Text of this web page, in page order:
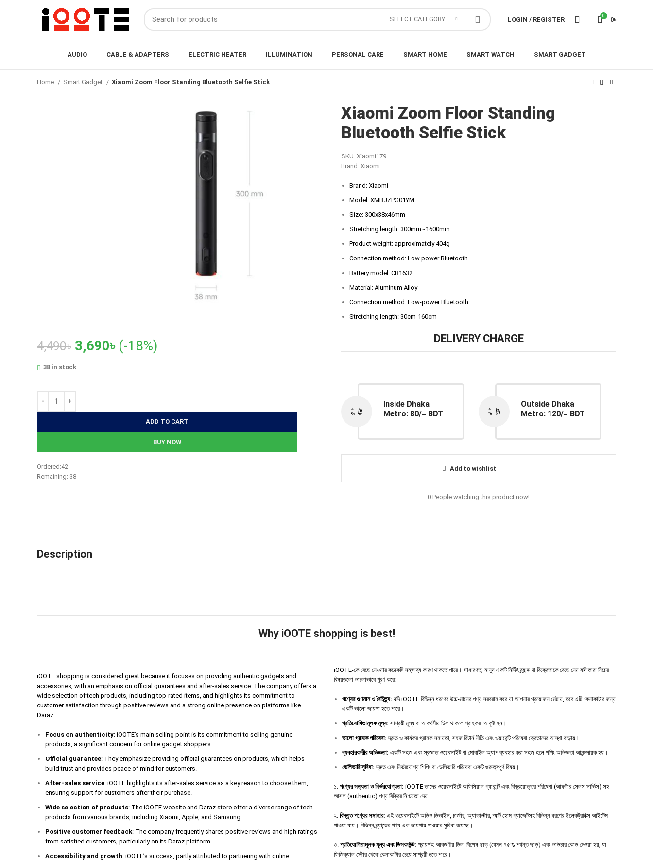
SELECT CATEGORY LOGIN / REGISTER
0
0৳
AUDIO CABLE & ADAPTERS ELECTRIC HEATER ILLUMINATION PERSONAL CARE SMART HOME SMART WATCH SMART GADGET
Home Smart Gadget Xiaomi Zoom Floor Standing Bluetooth Selfie Stick
4,490৳ Original
4,490৳.
3,690৳Current
(-18%)
38 in stock
ADD TO CART
BUY NOW
Ordered:42
Remaining: 38
Xiaomi Zoom Floor Standing
Bluetooth Selfie Stick
SKU: Xiaomi179
Brand: Xiaomi
Brand: Xiaomi
Model: XMBJZPG01YM
Size: 300x38x46mm
Stretching length: 300mm~1600mm
Product weight: approximately 404g
Connection method: Low power Bluetooth
Battery model: CR1632
Material: Aluminum Alloy
Connection method: Low-power Bluetooth
Stretching length: 30cm-160cm
DELIVERY CHARGE
Inside Dhaka
Metro: 80/= BDT
Outside Dhaka
Metro: 120/= BDT
Add to wishlist
0 People watching this product now!
Description
Why iOOTE shopping is best!
iOOTE shopping is considered great because it focuses on providing authentic gadgets and
accessories, with an emphasis on official guarantees and after-sales service. The company offers a
wide selection of tech products, including top-rated items, and highlights its commitment to
customer satisfaction through positive reviews and a strong online presence on platforms like
Daraz.
Focus on authenticity: iOOTE’s main selling point is its commitment to selling genuine
products, a significant concern for online gadget shoppers.
Official guarantee: They emphasize providing official guarantees on products, which helps
build trust and provides peace of mind for customers.
After-sales service: iOOTE highlights its after-sales service as a key reason to choose them,
ensuring support for customers after their purchase.
Wide selection of products: The iOOTE website and Daraz store offer a diverse range of tech
products from various brands, including Xiaomi, Apple, and Samsung.
Positive customer feedback: The company frequently shares positive reviews and high ratings
from satisfied customers, particularly on its Daraz platform.
Accessibility and growth: iOOTE’s success, partly attributed to partnering with online
iOOTE-কে বেছে নেওয়ার কয়েকটি সম্ভাব্য কারণ থাকতে পারে। সাধারণত, মানুষ একটি নির্দিষ্ট ব্র্যান্ড বা বিক্রেতাকে বেছে নেয় যদি তারা নিচের
বিষয়গুলো ভালোভাবে পূরণ করে:
পণ্যের গুণমান ও বৈচিত্র্য: যদি iOOTE বিভিন্ন ধরণের উচ্চ-মানের পণ্য সরবরাহ করে যা আপনার প্রয়োজন মেটায়, তবে এটি কেনাকাটার জন্য
একটি ভালো জায়গা হতে পারে।
প্রতিযোগিতামূলক মূল্য: সাশ্রয়ী মূল্য বা আকর্ষণীয় ডিল থাকলে গ্রাহকরা আকৃষ্ট হন।
ভালো গ্রাহক পরিষেবা: দ্রুত ও কার্যকর গ্রাহক সহায়তা, সহজ রিটার্ন নীতি এবং ওয়ারেন্টি পরিষেবা ক্রেতাদের আস্থা বাড়ায়।
ব্যবহারকারীর অভিজ্ঞতা: একটি সহজ এবং স্বজ্ঞাত ওয়েবসাইট বা মোবাইল অ্যাপ ব্যবহার করা সহজ হলে শপিং অভিজ্ঞতা আনন্দদায়ক হয়।
ডেলিভারি সুবিধা: দ্রুত এবং নির্ভরযোগ্য শিপিং বা ডেলিভারি পরিষেবা একটি গুরুত্বপূর্ণ বিষয়।
১. পণ্যের সত্যতা ও নির্ভরযোগ্যতা: iOOTE তাদের ওয়েবসাইটে অফিসিয়াল গ্যারান্টি এবং বিক্রয়োত্তর পরিষেবা (আফটার সেলস সার্ভিস) সহ
আসল (authentic) পণ্য বিক্রির নিশ্চয়তা দেয়।
২. বিস্তৃত পণ্যের সমাহার: এই ওয়েবসাইটে অডিও ডিভাইস, চার্জার, অ্যাডাপ্টার, স্মার্ট হোম গ্যাজেটসহ বিভিন্ন ধরণের ইলেকট্রনিক্স আইটেম
পাওয়া যায়। বিভিন্ন ব্র্যান্ডের পণ্য এক জায়গায় পাওয়ার সুবিধা রয়েছে।
৩. প্রতিযোগিতামূলক মূল্য এবং ডিসকাউন্ট: প্রায়শই আকর্ষণীয় ডিল, বিশেষ ছাড় (যেমন ৭৫% পর্যন্ত ছাড়) এবং ভাউচার কোড দেওয়া হয়, যা
ফিজিক্যাল স্টোর থেকে কেনাকাটার চেয়ে সাশ্রয়ী হতে পারে।